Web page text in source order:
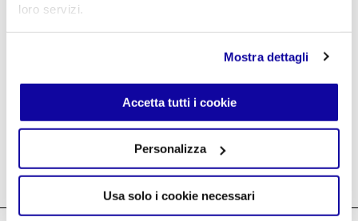
loro servizi.
Mostra dettagli
Accetta tutti i cookie
Personalizza
Usa solo i cookie necessari